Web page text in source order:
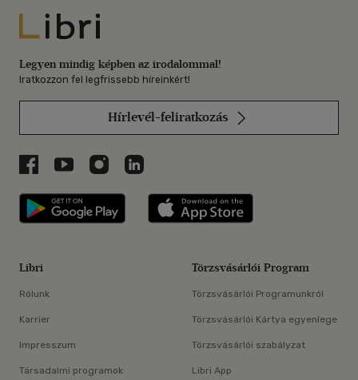
Libri
Legyen mindig képben az irodalommal!
Iratkozzon fel legfrissebb híreinkért!
Hírlevél-feliratkozás
Libri a Facebookon
Libri a Youtube-on
Libri az Instagramon
Libri a LinkedInen
Libri applikáció Szerezd meg: Google
Libri
Rólunk
Karrier
Impresszum
Társadalmi programok
Törzsvásárlói Program
Törzsvásárlói Programunkról
Törzsvásárlói Kártya egyenlege
Törzsvásárlói szabályzat
Libri App